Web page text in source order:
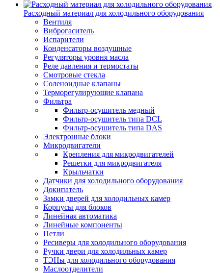
Расходный материал для холодильного оборудования
Вентиля
Виброгаситель
Испарители
Конденсаторы воздушные
Регуляторы уровня масла
Реле давления и термостаты
Смотровые стекла
Соленоидные клапаны
Терморегулирующие клапана
Фильтра
Фильтр-осушитель медный
Фильтр-осушитель типа DCL
Фильтр-осушитель типа DAS
Электронные блоки
Микродвигатели
Крепления для микродвигателей
Решетки для микродвигателя
Крыльчатки
Датчики для холодильного оборудования
Докипатель
Замки дверей для холодильных камер
Корпусы для блоков
Линейная автоматика
Линейные компоненты
Петли
Ресиверы для холодильного оборудования
Ручки двери для холодильных камер
ТЭНы для холодильного оборудования
Маслоотделители